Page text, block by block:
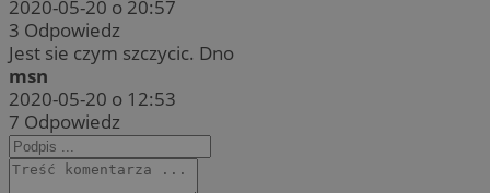
2020-05-20 o 20:57
3 Odpowiedz
Jest sie czym szczycic. Dno
msn
2020-05-20 o 12:53
7 Odpowiedz